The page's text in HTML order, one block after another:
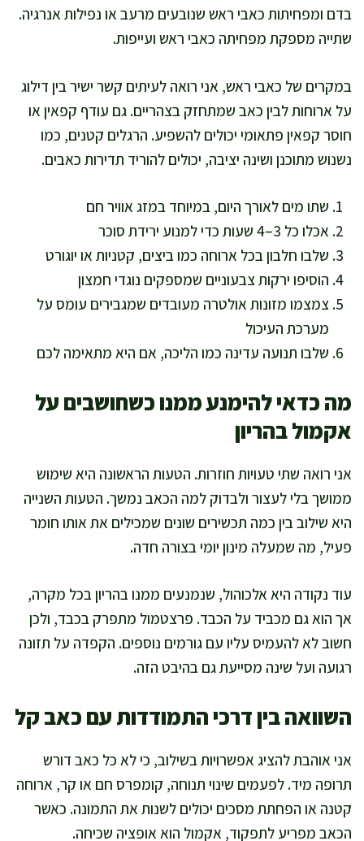
בדם ומפחיתות כאבי ראש שנובעים מרעב או נפילות אנרגיה.
שתייה מספקת מפחיתה כאבי ראש ועייפות.
במקרים של כאבי ראש, אני רואה לעיתים קשר ישיר בין דילוג
על ארוחות לבין כאב שמתחזק בצהריים. גם עודף קפאין או
חוסר קפאין פתאומי יכולים להשפיע. הרגלים קטנים, כמו
נשנוש מתוכנן ושינה יציבה, יכולים להוריד תדירות כאבים.
שתו מים לאורך היום, במיוחד במזג אוויר חם
אכלו כל 3–4 שעות כדי למנוע ירידת סוכר
שלבו חלבון בכל ארוחה כמו ביצים, קטניות או יוגורט
הוסיפו ירקות צבעוניים שמספקים נוגדי חמצון
צמצמו מזונות אולטרה מעובדים שמגבירים עומס על
מערכת העיכול
שלבו תנועה עדינה כמו הליכה, אם היא מתאימה לכם
מה כדאי להימנע ממנו כשחושבים על
אקמול בהריון
אני רואה שתי טעויות חוזרות. הטעות הראשונה היא שימוש
ממושך בלי לעצור ולבדוק למה הכאב נמשך. הטעות השנייה
היא שילוב בין כמה תכשירים שונים שמכילים את אותו חומר
פעיל, מה שמעלה מינון יומי בצורה חדה.
עוד נקודה היא אלכוהול, שנמנעים ממנו בהריון בכל מקרה,
אך הוא גם מכביד על הכבד. פרצטמול מתפרק בכבד, ולכן
חשוב לא להעמיס עליו עם גורמים נוספים. הקפדה על תזונה
רגועה ועל שינה מסייעת גם בהיבט הזה.
השוואה בין דרכי התמודדות עם כאב קל
אני אוהבת להציג אפשרויות בשילוב, כי לא כל כאב דורש
תרופה מיד. לפעמים שינוי תנוחה, קומפרס חם או קר, ארוחה
קטנה או הפחתת מסכים יכולים לשנות את התמונה. כאשר
הכאב מפריע לתפקוד, אקמול הוא אופציה שכיחה.